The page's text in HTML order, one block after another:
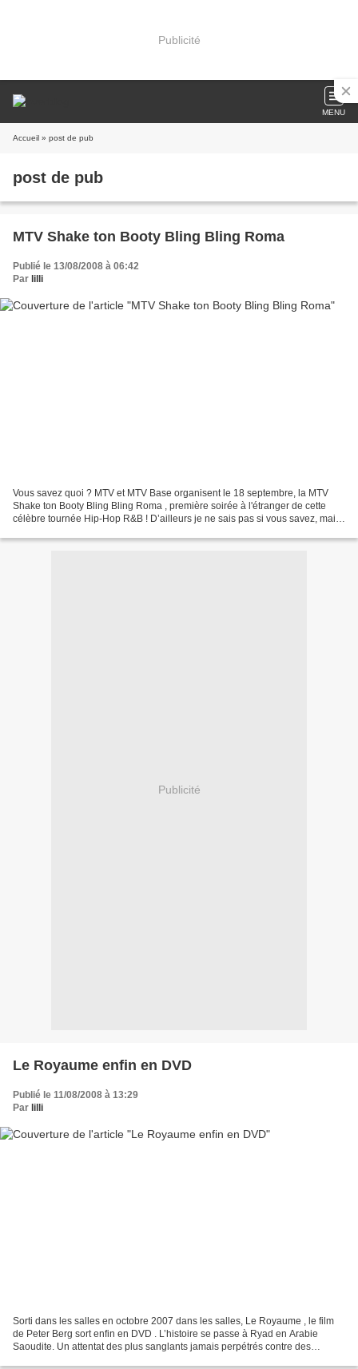
Publicité
MENU
Accueil » post de pub
post de pub
MTV Shake ton Booty Bling Bling Roma
Publié le 13/08/2008 à 06:42
Par lilli
Vous savez quoi ? MTV et MTV Base organisent le 18 septembre, la MTV
Shake ton Booty Bling Bling Roma , première soirée à l'étranger de cette
célèbre tournée Hip-Hop R&B ! D’ailleurs je ne sais pas si vous savez, mais
Publicité
Le Royaume enfin en DVD
Publié le 11/08/2008 à 13:29
Par lilli
Sorti dans les salles en octobre 2007 dans les salles, Le Royaume , le film
de Peter Berg sort enfin en DVD . L’histoire se passe à Ryad en Arabie
Saoudite. Un attentat des plus sanglants jamais perpétrés contre des